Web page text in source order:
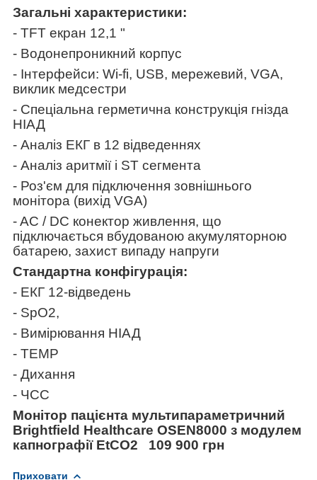
Загальні характеристики:
- TFT екран 12,1 "
- Водонепроникний корпус
- Інтерфейси: Wi-fi, USB, мережевий, VGA,
виклик медсестри
- Спеціальна герметична конструкція гнізда
НІАД
- Аналіз ЕКГ в 12 відведеннях
- Аналіз аритмії і ST сегмента
- Роз'єм для підключення зовнішнього
монітора (вихід VGA)
- AC / DC конектор живлення, що
підключається вбудованою акумуляторною
батарею, захист випаду напруги
Стандартна конфігурація:
- ЕКГ 12-відведень
- SpO2,
- Вимірювання НІАД
- TEMP
- Дихання
- ЧСС
Монітор пацієнта мультипараметричний
Brightfield Healthcare OSEN8000 з модулем
капнографії EtCO2 109 900 грн
Приховати